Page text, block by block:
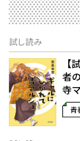
試し読み
【
者
寺
青